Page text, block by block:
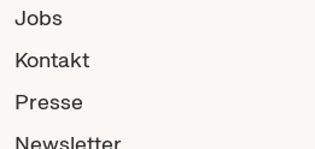
Jobs
Kontakt
Presse